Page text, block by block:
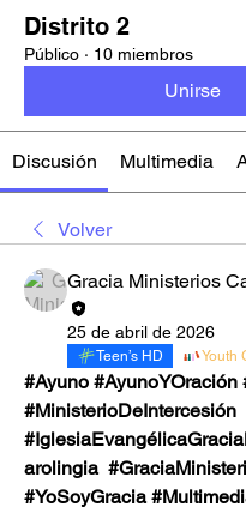
Distrito 2
Público · 10 miembros
Unirse
Discusión Multimedia
Volver
Gracia Ministerios
25 de abril de 2026
Teen’s HD Youth
#Ayuno #AyunoYOración
#MinisterioDeIntercesión
arolingia
#YoSoyGracia